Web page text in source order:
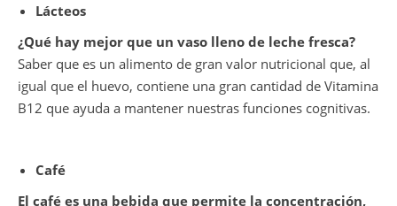
Lácteos
¿Qué hay mejor que un vaso lleno de leche fresca?
Saber que es un alimento de gran valor nutricional que, al
igual que el huevo, contiene una gran cantidad de Vitamina
B12 que ayuda a mantener nuestras funciones cognitivas.
Café
El café es una bebida que permite la concentración,